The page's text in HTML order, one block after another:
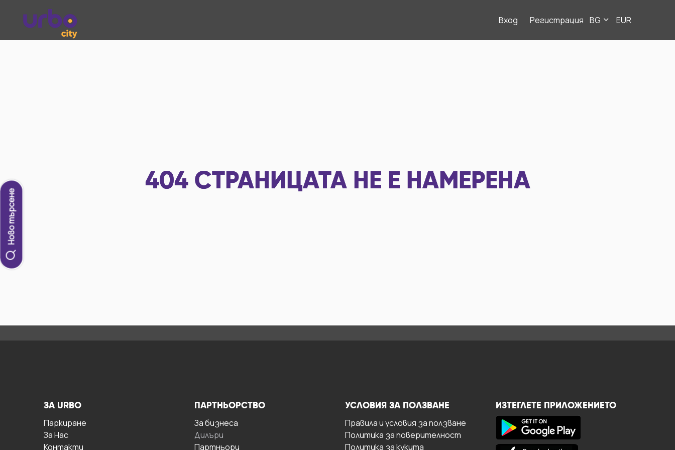
Вход Регистрация BG EUR
Ново търсене
404 СТРАНИЦАТА НЕ Е НАМЕРЕНА
ЗА URBO
Паркиране
За Hас
Контакти
ПАРТНЬОРСТВО
За бизнесa
Дилъри
Партньори
УСЛОВИЯ ЗА ПОЛЗВАНЕ
Правила и условия за ползване
Политика за поверителност
Политика за кукита
ИЗТЕГЛЕТЕ ПРИЛОЖЕНИЕТО